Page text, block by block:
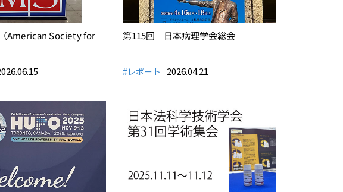
American Society for 第115回 日本病理学会総会
#レポート 2026.04.21